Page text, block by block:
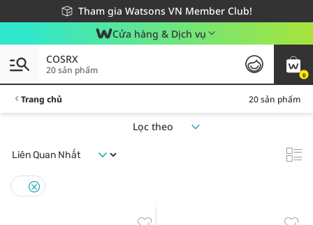
Tham gia Watsons VN Member Club!
Miễn phí giao hàng cho đơn hàng từ 249,000Đ
Giao hàng nhanh 24h - Áp dụng khu vực TP. Hồ Chí Minh
Cửa hàng & Dịch vụ
0
COSRX
20 sản phẩm
Trang chủ 20 sản phẩm
Lọc theo